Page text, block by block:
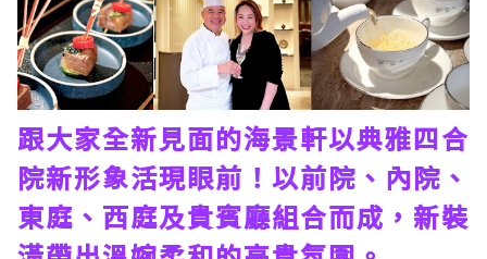
跟大家全新見面的海景軒以典雅四合
院新形象活現眼前！以前院、內院、
東庭、西庭及貴賓廳組合而成，新裝